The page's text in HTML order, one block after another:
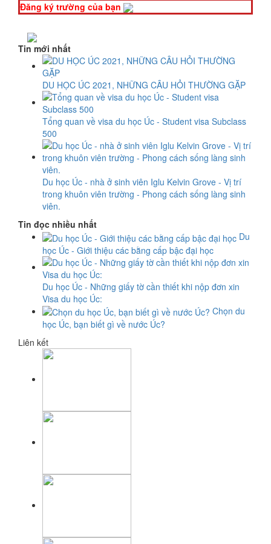
Đăng ký trường của bạn
Tin mới nhất
DU HỌC ÚC 2021, NHỮNG CÂU HỎI THƯỜNG GẶP
Tổng quan về visa du học Úc - Student visa Subclass
500
Du học Úc - nhà ở sinh viên Iglu Kelvin Grove - Vị trí
trong khuôn viên trường - Phong cách sống làng sinh
viên.
Tin đọc nhiều nhất
Du
học Úc - Giới thiệu các bằng cấp bậc đại học
Du học Úc - Những giấy tờ cần thiết khi nộp đơn xin
Visa du học Úc:
Chọn du
học Úc, bạn biết gì về nước Úc?
Liên kết